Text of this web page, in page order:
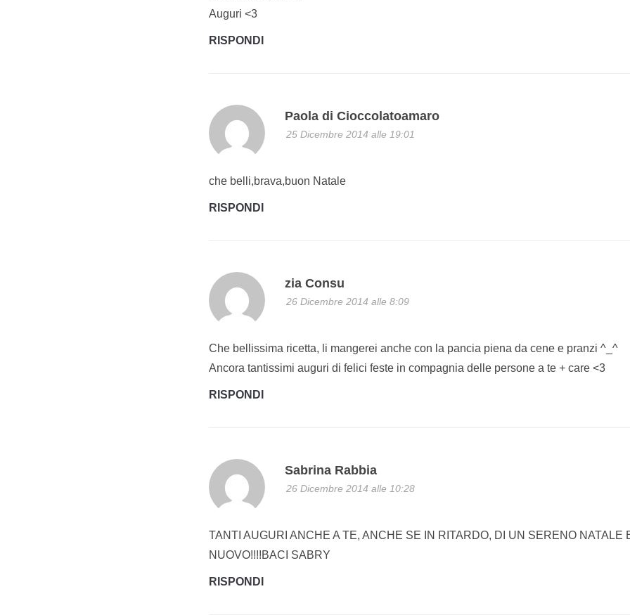
Auguri <3
RISPONDI
Paola di Cioccolatoamaro
25 Dicembre 2014 alle 19:01
che belli,brava,buon Natale
RISPONDI
zia Consu
26 Dicembre 2014 alle 8:09
Che bellissima ricetta, li mangerei anche con la pancia piena da cene e pranzi ^_^
Ancora tantissimi auguri di felici feste in compagnia delle persone a te + care <3
RISPONDI
Sabrina Rabbia
26 Dicembre 2014 alle 10:28
TANTI AUGURI ANCHE A TE, ANCHE SE IN RITARDO, DI UN SERENO NATALE
NUOVO!!!!BACI SABRY
RISPONDI